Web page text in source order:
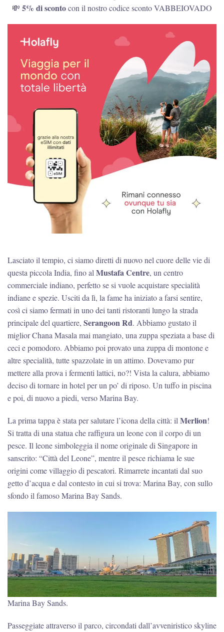
💸 5% di scontocon il nostro codice sconto VABBEIOVADO
Lasciato il tempio, ci siamo diretti di nuovo nel cuore delle vie di
questa piccola India, fino alMustafa Centre, un centro
commerciale indiano, perfetto se si vuole acquistare specialità
indiane e spezie. Usciti da lì, la fame ha iniziato a farsi sentire,
così ci siamo fermati in uno dei tanti ristoranti lungo la strada
principale del quartiere, Serangoon Rd. Abbiamo gustato il
miglior Chana Masala mai mangiato, una zuppa speziata a base di
ceci e pomodoro. Abbiamo poi provato una zuppa di montone e
altre specialità, tutte spazzolate in un attimo. Dovevamo pur
mettere alla prova i fermenti lattici, no?! Vista la calura, abbiamo
deciso di tornare in hotel per un po’ di riposo. Un tuffo in piscina
e poi, di nuovo a piedi, verso Marina Bay.
La prima tappa è stata per salutare l’icona della città: ilMerlion!
Si tratta di una statua che raffigura un leone con il corpo di un
pesce. Il leone simboleggia il nome originale di Singapore in
sanscrito: “Città del Leone”, mentre il pesce richiama le sue
origini come villaggio di pescatori. Rimarrete incantati dal suo
getto d’acqua e dal contesto in cui si trova: Marina Bay, con sullo
sfondo il famoso Marina Bay Sands.
Marina Bay Sands.
Passeggiate attraverso il parco, circondati dall’avveniristico skyline